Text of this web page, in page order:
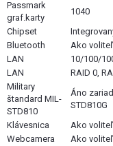
Passmark
graf.karty
1040
Chipset
Bluetooth
Ako
LAN
10/100/
LAN
RAID 0,
Military
štandard MIL-
STD810
Áno
STD810G
Klávesnica
Ako
Webcamera
Ako